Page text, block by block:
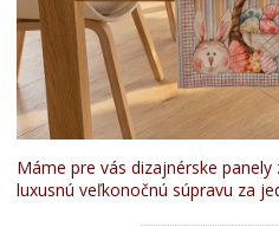
Máme pre vás dizajnérske
luxusnú veľkonočnú súpravu za